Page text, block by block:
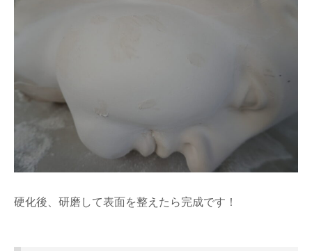
硬化後、研磨して表面を整えたら完成です！